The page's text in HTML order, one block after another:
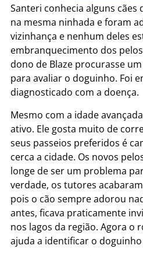
Santeri conhecia alguns cães
na mesma ninhada e foram
vizinhança e nenhum deles
embranquecimento dos
dono de Blaze procurasse
para avaliar o doguinho. Foi
diagnosticado com a doença.
Mesmo com a idade
ativo. Ele gosta muito de
seus passeios preferidos é
cerca a cidade. Os novos
longe de ser um problema
verdade, os tutores
pois o cão sempre adorou
antes, ficava praticamente
nos lagos da região. Agora o
ajuda a identificar o doguinho